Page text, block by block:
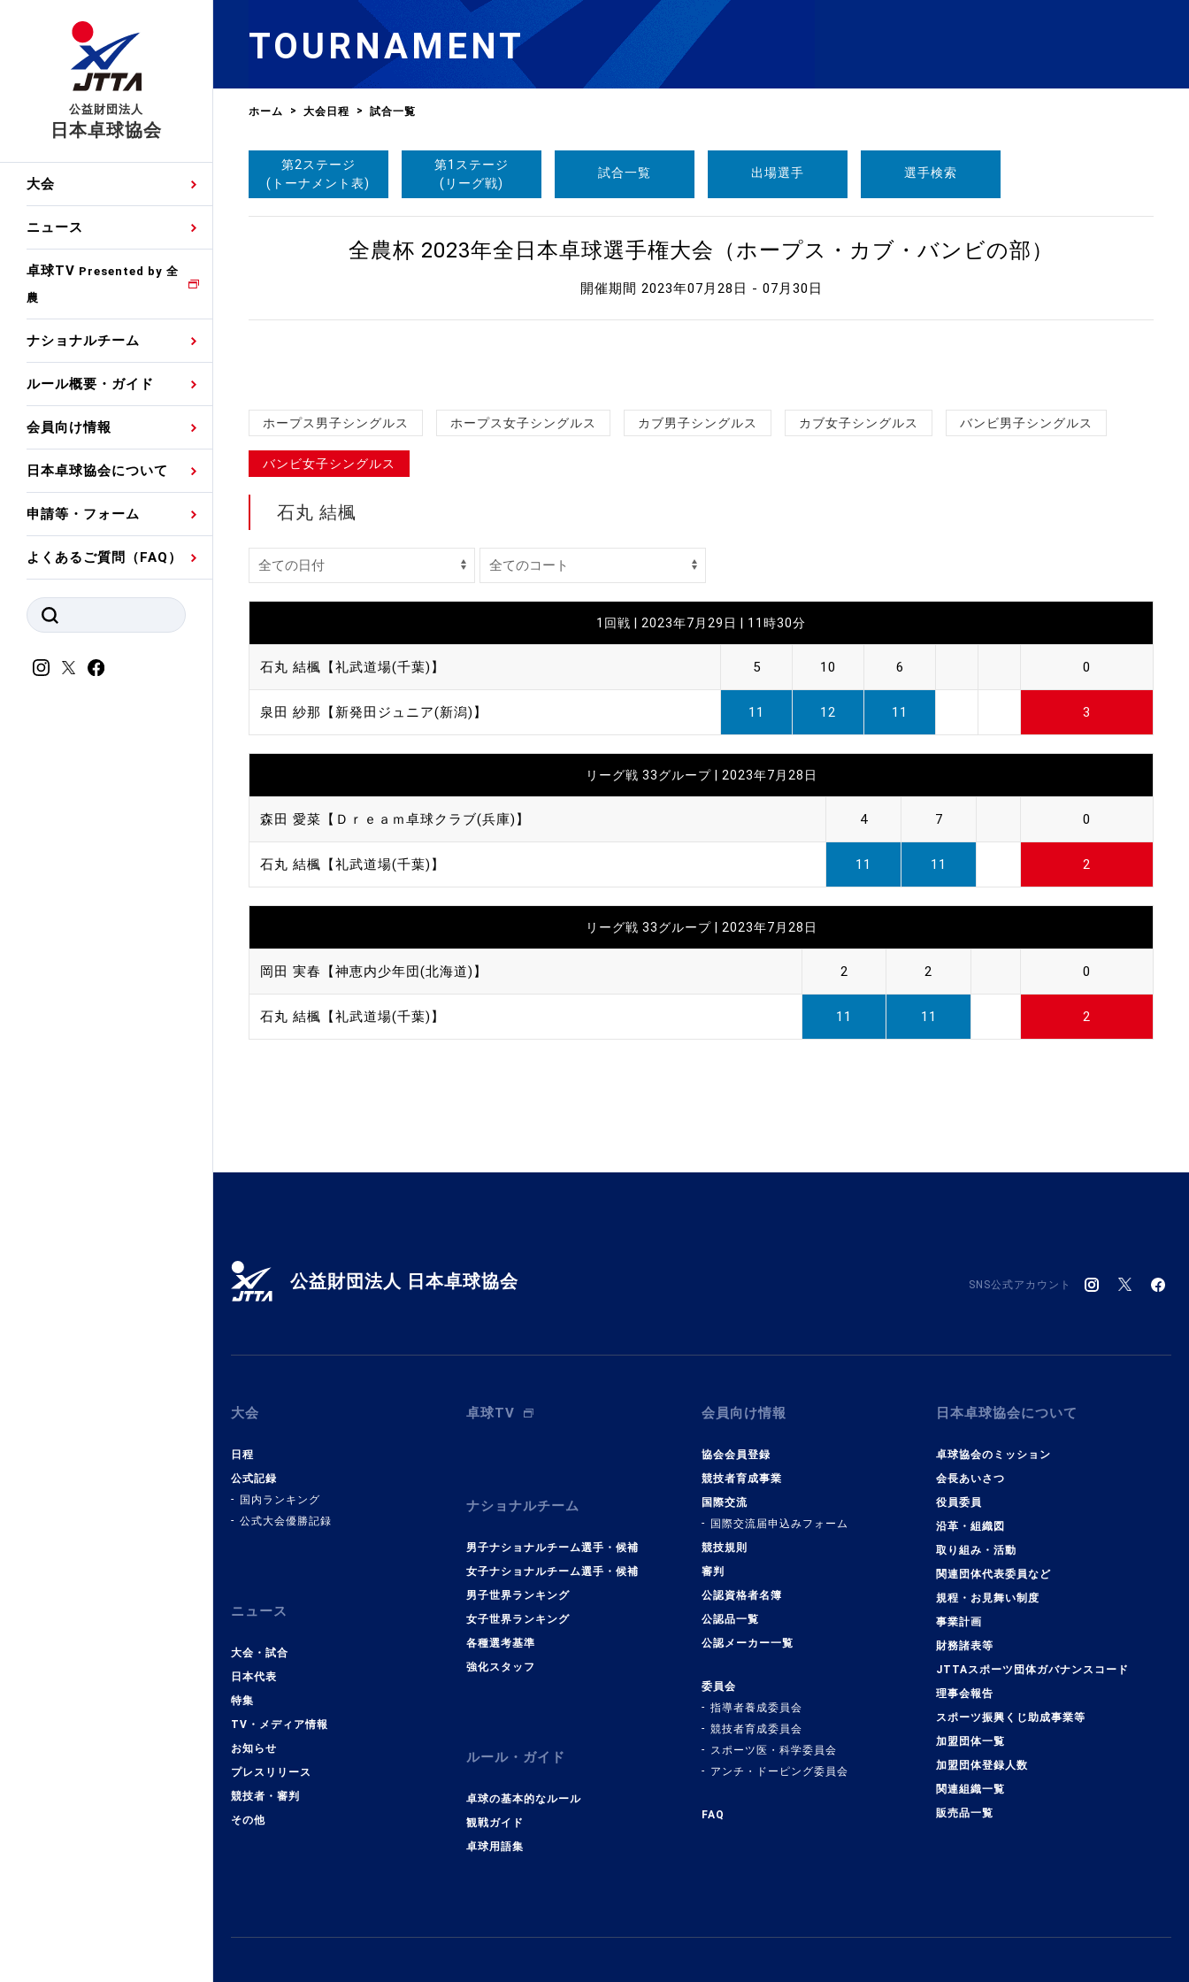
公益財団法人
日本卓球協会
大会 日程
ニュース
大会・試合
卓球TV Presented by 全
農
ナショナルチーム
男子ナショナルチーム選
手・候補
女子ナショナルチーム選
強化スタッフ
ルール概要・ガイド
卓球の基本的なルール
会員向け情報
協会会員登録
委員会
指導者養成委員会
スポーツ医・科学委員会
アンチ・ドーピング委員
会
日本卓球協会について
卓球協会のミッション
事業計画・事業報告
財務諸表等
理事会報告
スポーツ振興くじ助成事業
等
加盟団体登録人数
関連組織一覧
販売品一覧
申請等・フォーム
国際交流届申込みフォーム
審判員ネームプレート制作
申込
よくあるご質問（FAQ）
TOURNAMENT
ホーム 大会日程 試合一覧
第2ステージ
(トーナメント表)
第1ステージ
(リーグ戦)
試合一覧 出場選手 選手検索
全農杯 2023年全日本卓球選手権大会（ホープス・カブ・バンビの部）
開催期間 2023年07月28日 - 07月30日
ホープス男子シングルス ホープス女子シングルス カブ男子シングルス カブ女子シングルス バンビ男子シングルス
バンビ女子シングルス
石丸 結楓
1回戦 | 2023年7月29日 | 11時30分
石丸 結楓【礼武道場(千葉)】 5 10 6 0
泉田 紗那【新発田ジュニア(新潟)】 11 12 11 3
リーグ戦 33グループ | 2023年7月28日
森田 愛菜【Ｄｒｅａｍ卓球クラブ(兵庫)】 4 7 0
石丸 結楓【礼武道場(千葉)】 11 11 2
リーグ戦 33グループ | 2023年7月28日
岡田 実春【神恵内少年団(北海道)】 2 2 0
石丸 結楓【礼武道場(千葉)】 11 11 2
公益財団法人 日本卓球協会 SNS公式アカウント
大会
日程
公式記録
国内ランキング
公式大会優勝記録
ニュース
大会・試合
日本代表
特集
TV・メディア情報
お知らせ
プレスリリース
競技者・審判
その他
卓球TV
ナショナルチーム
男子ナショナルチーム選手・候補
女子ナショナルチーム選手・候補
男子世界ランキング
女子世界ランキング
各種選考基準
強化スタッフ
ルール・ガイド
卓球の基本的なルール
観戦ガイド
卓球用語集
会員向け情報
協会会員登録
競技者育成事業
国際交流
国際交流届申込みフォーム
競技規則
審判
公認資格者名簿
公認品一覧
公認メーカー一覧
委員会
指導者養成委員会
競技者育成委員会
スポーツ医・科学委員会
アンチ・ドーピング委員会
FAQ
日本卓球協会について
卓球協会のミッション
会長あいさつ
役員委員
沿革・組織図
取り組み・活動
関連団体代表委員など
規程・お見舞い制度
事業計画
財務諸表等
JTTAスポーツ団体ガバナンスコード
理事会報告
スポーツ振興くじ助成事業等
加盟団体一覧
加盟団体登録人数
関連組織一覧
販売品一覧